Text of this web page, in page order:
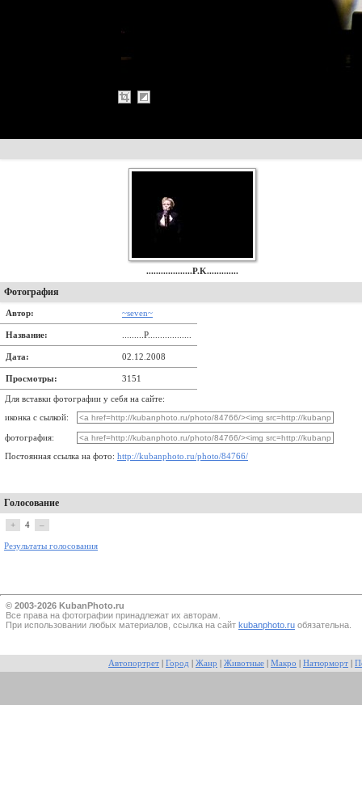
...................P.K.............
Фотография
Автор: ~seven~
Название: .........P..................
Дата: 02.12.2008
Просмотры: 3151
Для вставки фотографии у себя на сайте:
иконка с сылкой:
фотография:
Постоянная ссылка на фото: http://kubanphoto.ru/photo/84766/
Голосование
+ 4 –
Результаты голосования
© 2003-2026 KubanPhoto.ru
Все прaва на фотографии принадлежат их авторам.
При использовании любых материалов, ссылка на сайт kubanphoto.ru обязательна.
Автопортрет Город Жанр Животные Макро Натюрморт